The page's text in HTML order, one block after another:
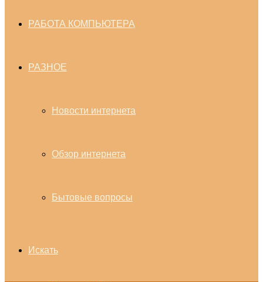
РАБОТА КОМПЬЮТЕРА
РАЗНОЕ
Новости интернета
Обзор интернета
Бытовые вопросы
Искать